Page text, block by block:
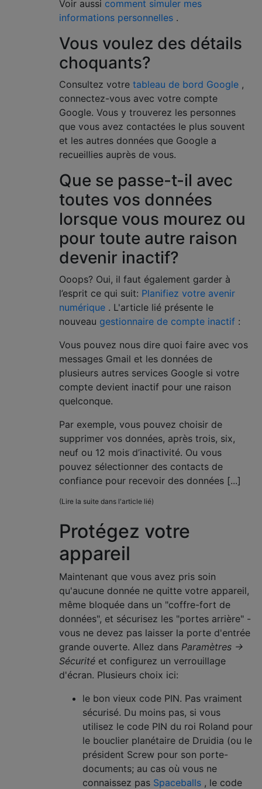
Voir aussi comment simuler mes
informations personnelles .
Vous voulez des détails
choquants?
Consultez votre tableau de bord Google ,
connectez-vous avec votre compte
Google. Vous y trouverez les personnes
que vous avez contactées le plus souvent
et les autres données que Google a
recueillies auprès de vous.
Que se passe-t-il avec
toutes vos données
lorsque vous mourez ou
pour toute autre raison
devenir inactif?
Ooops? Oui, il faut également garder à
l’esprit ce qui suit: Planifiez votre avenir
numérique . L'article lié présente le
nouveau gestionnaire de compte inactif :
Vous pouvez nous dire quoi faire avec vos
messages Gmail et les données de
plusieurs autres services Google si votre
compte devient inactif pour une raison
quelconque.
Par exemple, vous pouvez choisir de
supprimer vos données, après trois, six,
neuf ou 12 mois d’inactivité. Ou vous
pouvez sélectionner des contacts de
confiance pour recevoir des données [...]
(Lire la suite dans l'article lié)
Protégez votre
appareil
Maintenant que vous avez pris soin
qu'aucune donnée ne quitte votre appareil,
même bloquée dans un "coffre-fort de
données", et sécurisez les "portes arrière" -
vous ne devez pas laisser la porte d'entrée
grande ouverte. Allez dans Paramètres →
Sécurité et configurez un verrouillage
d'écran. Plusieurs choix ici:
le bon vieux code PIN. Pas vraiment
sécurisé. Du moins pas, si vous
utilisez le code PIN du roi Roland pour
le bouclier planétaire de Druidia (ou le
président Screw pour son porte-
documents; au cas où vous ne
connaissez pas Spaceballs , le code